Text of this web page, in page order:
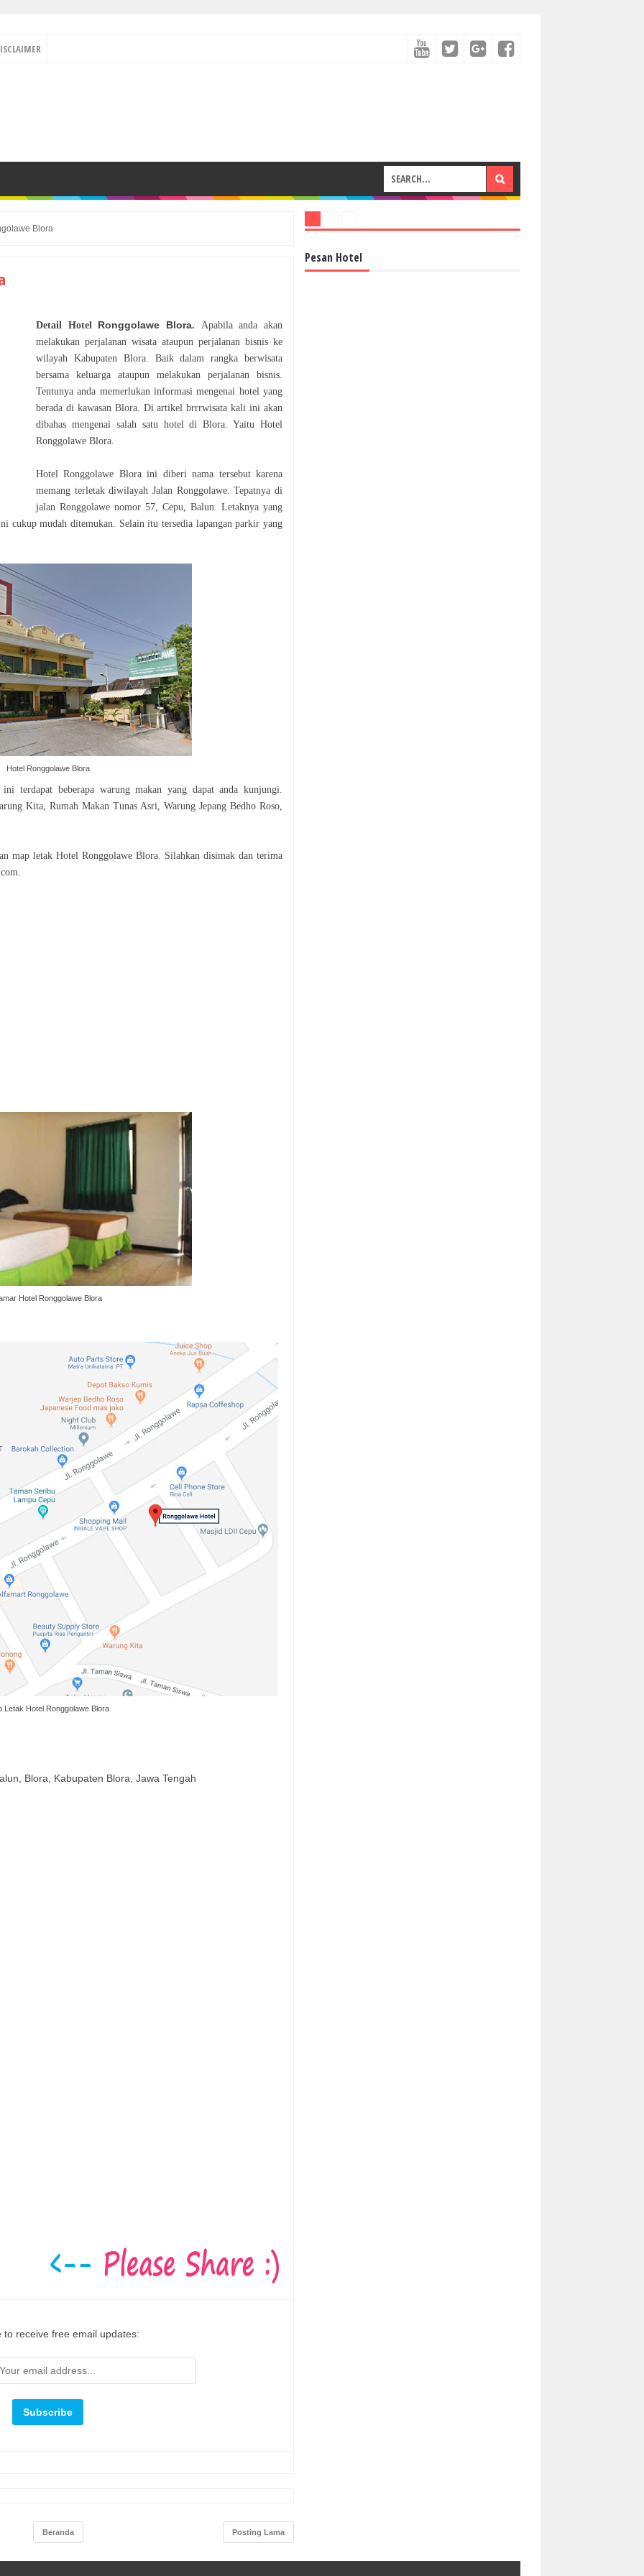
Blora
Detail Hotel Ronggolawe Blora. Apabila anda akan
melakukan perjalanan wisata ataupun perjalanan bisnis ke
wilayah Kabupaten Blora. Baik dalam rangka berwisata
bersama keluarga ataupun melakukan perjalanan bisnis.
Tentunya anda memerlukan informasi mengenai hotel yang
berada di kawasan Blora. Di artikel brrrwisata kali ini akan
dibahas mengenai salah satu hotel di Blora. Yaitu Hotel
Ronggolawe Blora.
Hotel Ronggolawe Blora ini diberi nama tersebut karena
memang terletak diwilayah Jalan Ronggolawe. Tepatnya di
jalan Ronggolawe nomor 57, Cepu, Balun. Letaknya yang
cukup mudah ditemukan. Selain itu tersedia lapangan parkir yang
Hotel Ronggolawe Blora
terdapat beberapa warung makan yang dapat anda kunjungi.
Kita, Rumah Makan Tunas Asri, Warung Jepang Bedho Roso,
map letak Hotel Ronggolawe Blora. Silahkan disimak dan terima
Hotel Ronggolawe Blora
Letak Hotel Ronggolawe Blora
Blora, Kabupaten Blora, Jawa Tengah
to receive free email updates:
Posting Lama
Beranda
Pesan Hotel